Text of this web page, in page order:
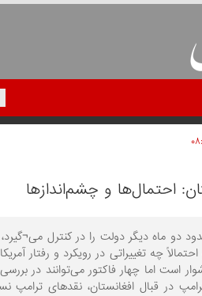
احتمال‌ها و چشم‌اندازها
دو ماه دیگر دولت را در کنترل
چه تغییراتی در رویکرد و رفتار
است اما چهار فاکتور می‌توانند در
در قبال افغانستان، نقدهای ترامپ